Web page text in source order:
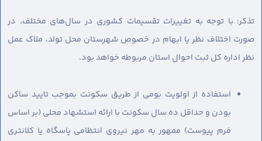
تذکر: با توجه به تغییرات تقسیمات کشوری در سال‌های مختلف، در
صورت اختلاف نظر یا ابهام در خصوص شهرستان محل تولد، ملاک عمل
نظر اداره کل ثبت احوال استان مربوطه خواهد بود.
استفاده از اولویت بومی از طریق سکونت بموجب تایید ساکن
بودن و حداقل ده سال سکونت با ارائه استشهاد محلی (بر اساس
فرم پیوست) ممهور به مهر نیروی انتظامی پاسگاه یا کلانتری